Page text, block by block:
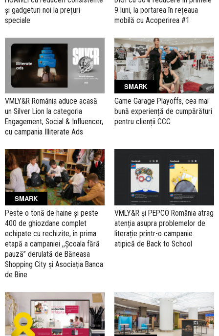
și gadgeturi noi la prețuri
speciale
9 luni, la portarea în rețeaua
mobilă cu Acoperirea #1
VMLY&R România aduce acasă
un Silver Lion la categoria
Engagement, Social & Influencer,
cu campania Illiterate Ads
SMARK
Game Garage Playoffs, cea mai
bună experiență de cumpărături
pentru clienții CCC
SMARK
Peste o tonă de haine și peste
400 de ghiozdane complet
echipate cu rechizite, în prima
etapă a campaniei ,,Școala fără
pauză” derulată de Băneasa
Shopping City și Asociația Banca
de Bine
VMLY&R și PEPCO România atrag
atenția asupra problemelor de
literație printr-o campanie
atipică de Back to School